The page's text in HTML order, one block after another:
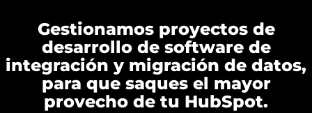
Gestionamos proyectos de
desarrollo de software de
integración y migración de datos,
para que saques el mayor
provecho de tu HubSpot.